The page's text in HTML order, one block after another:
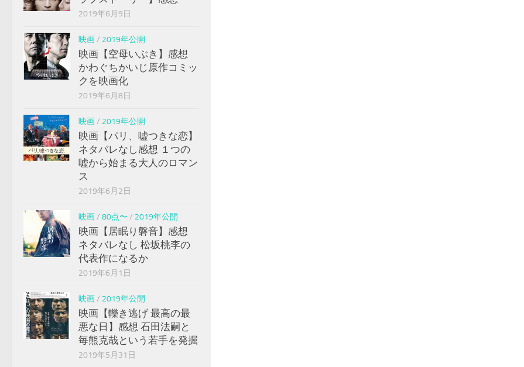
2019年6月9日
映画/ 2019年公開
映画【空母いぶき】感想
かわぐちかいじ原作コミッ
クを映画化
2019年6月8日
映画/ 2019年公開
映画【パリ、嘘つきな恋】
ネタバレなし感想 １つの
嘘から始まる大人のロマン
ス
2019年6月2日
映画/ 80点〜 / 2019年公開
映画【居眠り磐音】感想
ネタバレなし 松坂桃李の
代表作になるか
2019年6月1日
映画/ 2019年公開
映画【轢き逃げ 最高の最
悪な日】感想 石田法嗣と
毎熊克哉という若手を発掘
2019年5月31日